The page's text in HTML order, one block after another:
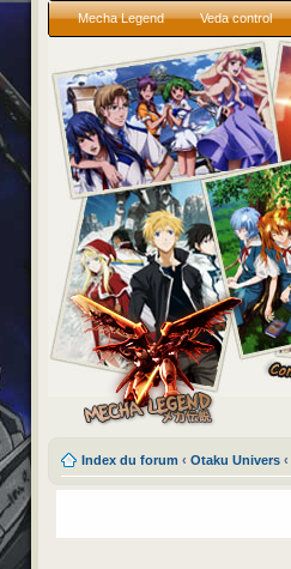
Mecha Legend Veda control
Index du forum ‹ Otaku Univers ‹